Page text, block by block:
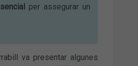
per assegurar un
va presentar algunes